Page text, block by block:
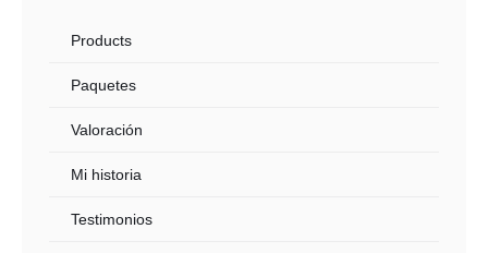
Products
Paquetes
Valoración
Mi historia
Testimonios